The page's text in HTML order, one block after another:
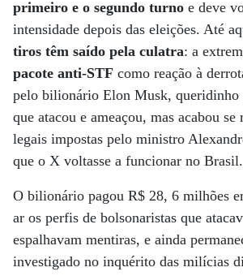
primeiro e o segundo turno e deve
intensidade depois das eleições. Até
tiros têm saído pela culatra: a
pacote anti-STF como reação à
pelo bilionário Elon Musk, queridinho
que atacou e ameaçou, mas acabou se
legais impostas pelo ministro
que o X voltasse a funcionar no Brasil.
O bilionário pagou R$ 28, 6 milhões
ar os perfis de bolsonaristas que
espalhavam mentiras, e ainda
investigado no inquérito das milícias